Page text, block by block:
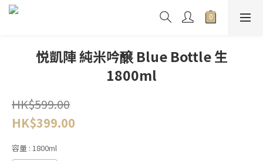
悦凱陣 純米吟醸 Blue Bottle 生
1800ml
HK$599.00
HK$399.00
容量 : 1800ml